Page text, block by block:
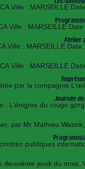
Ville : MARSEILLE
Ville : MARSEILLE
Atelier
Ville : MARSEILLE
Ville : MARSEILLE
par la compagnie
Journée
L’énigme du rouge
par Mr Mathieu
publiques
jeudi du